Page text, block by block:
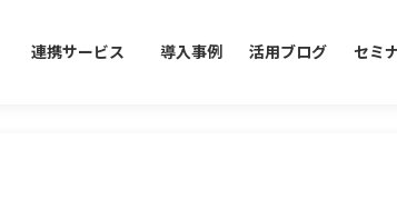
連携サービス 導入事例 活用ブログ セミ